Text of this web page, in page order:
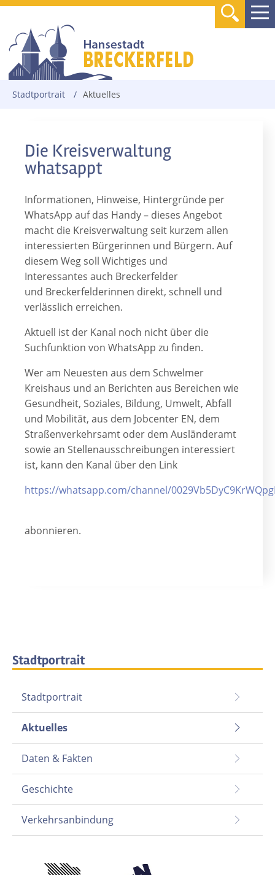
Stadtportrait / Aktuelles
Die Kreisverwaltung
whatsappt
Informationen, Hinweise, Hintergründe per
WhatsApp auf das Handy – dieses Angebot
macht die Kreisverwaltung seit kurzem allen
interessierten Bürgerinnen und Bürgern. Auf
diesem Weg soll Wichtiges und
Interessantes auch Breckerfelder
und Breckerfelderinnen direkt, schnell und
verlässlich erreichen.
Aktuell ist der Kanal noch nicht über die
Suchfunktion von WhatsApp zu finden.
Wer am Neuesten aus dem Schwelmer
Kreishaus und an Berichten aus Bereichen wie
Gesundheit, Soziales, Bildung, Umwelt, Abfall
und Mobilität, aus dem Jobcenter EN, dem
Straßenverkehrsamt oder dem Ausländeramt
sowie an Stellenausschreibungen interessiert
ist, kann den Kanal über den Link
https://whatsapp.com/channel/
abonnieren.
Stadtportrait
Stadtportrait
Aktuelles
Daten & Fakten
Geschichte
Verkehrsanbindung